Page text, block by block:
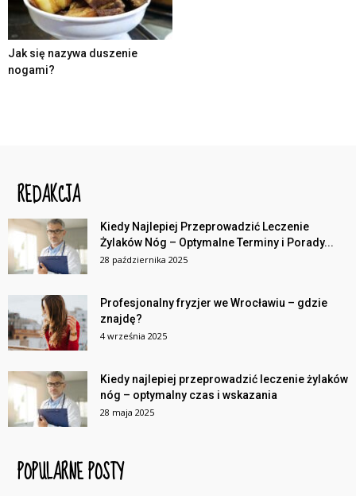
Jak się nazywa duszenie
nogami?
REDAKCJA
Kiedy Najlepiej Przeprowadzić Leczenie
Żylaków Nóg – Optymalne Terminy i Porady...
28 października 2025
Profesjonalny fryzjer we Wrocławiu – gdzie
znajdę?
4 września 2025
Kiedy najlepiej przeprowadzić leczenie żylaków
nóg – optymalny czas i wskazania
28 maja 2025
POPULARNE POSTY